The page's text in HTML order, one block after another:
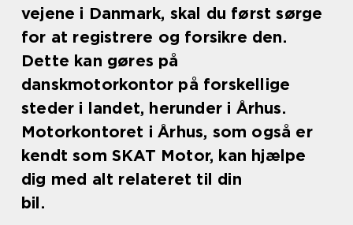
vejene i Danmark, skal du først sørge
for at registrere og forsikre den.
Dette kan gøres på
danskmotorkontor på forskellige
steder i landet, herunder i Århus.
Motorkontoret i Århus, som også er
kendt som SKAT Motor, kan hjælpe
dig med alt relateret til din
bil.